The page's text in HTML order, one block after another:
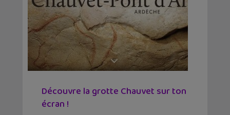
Découvre la grotte Chauvet sur ton
écran !